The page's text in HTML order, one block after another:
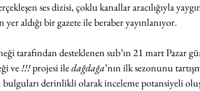
ses dizisi, çoklu kanallar aracılığıyla
aldığı bir gazete ile beraber yayınlanıyor.
tarafından desteklenen sub’ın 21 mart Pazar
ve !!! projesi ile dağdağa’nın ilk sezonunu
bulguları derinlikli olarak inceleme potansiyeli